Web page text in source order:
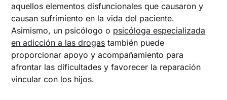
aquellos elementos disfuncionales que causaron y
causan sufrimiento en la vida del paciente.
Asimismo, un psicólogo o psicóloga especializada
en adicción a las drogas también puede
proporcionar apoyo y acompañamiento para
afrontar las dificultades y favorecer la reparación
vincular con los hijos.